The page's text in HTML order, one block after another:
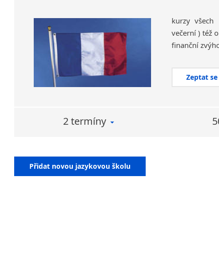
kurzy
večerní ) též
Zeptat
2 termíny
Přidat novou jazykovou školu